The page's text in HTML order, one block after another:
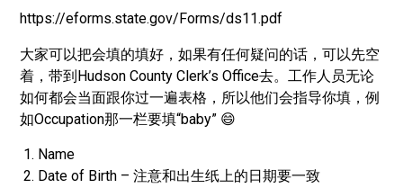
https://eforms.state.gov/Forms/ds11.pdf
大家可以把会填的填好，如果有任何疑问的话，可以先空
着，带到Hudson County Clerk’s Office去。工作人员无论
如何都会当面跟你过一遍表格，所以他们会指导你填，例
如Occupation那一栏要填“baby” 😄
Name
Date of Birth – 注意和出生纸上的日期要一致